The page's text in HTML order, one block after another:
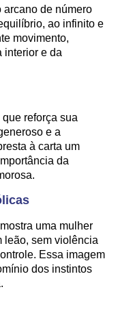
arcano de número
ao infinito e
movimento,
interior e da
reforça sua
e a
à carta um
da
uma mulher
leão, sem violência
Essa imagem
dos instintos